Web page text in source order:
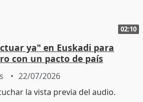
02:10
ya" en Euskadi para
con un pacto de país
22/07/2026